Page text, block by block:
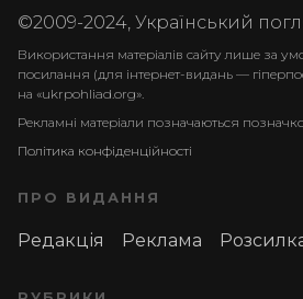
©2009-2024, Український
Використання матеріалів сайту лише за
посилання (для інтернет-видань —
на «ukrpohliad.org».
Рекламні матеріали позначаються
Політика конфіденційності
ПРО ВИДАННЯ
Редакція Реклама